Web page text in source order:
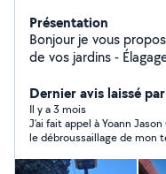
Présentation
Bonjour je vous propose
de vos jardins - Élagage abbatage - taille de haie -
pose de cloture - nettoyage de toiture et des dallage
prix forfaitaire et attractif n'hésitez pas à me
pour plus de
Dernier avis laissé
Il y a 3 mois
J’ai fait appel à Yoann
le débroussaillage de mon
faire appréciable. Les